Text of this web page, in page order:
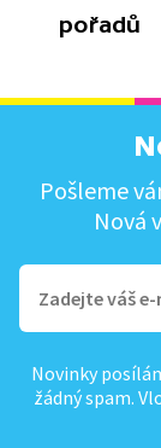
pořadů
Pošleme
Nová
Novinky
žádný spam.